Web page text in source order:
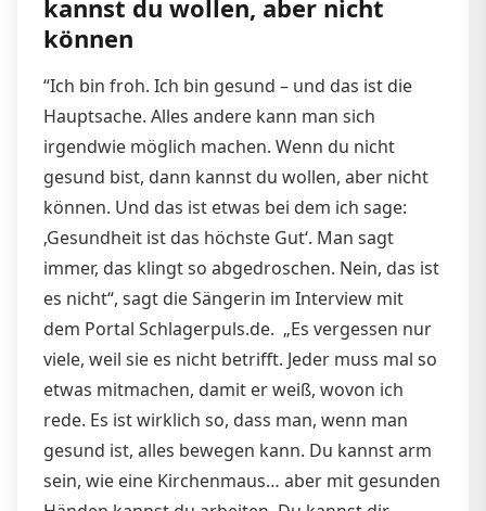
kannst du wollen, aber nicht
können
“Ich bin froh. Ich bin gesund – und das ist die
Hauptsache. Alles andere kann man sich
irgendwie möglich machen. Wenn du nicht
gesund bist, dann kannst du wollen, aber nicht
können. Und das ist etwas bei dem ich sage:
‚Gesundheit ist das höchste Gut‘. Man sagt
immer, das klingt so abgedroschen. Nein, das ist
es nicht“, sagt die Sängerin im Interview mit
dem Portal Schlagerpuls.de. „Es vergessen nur
viele, weil sie es nicht betrifft. Jeder muss mal so
etwas mitmachen, damit er weiß, wovon ich
rede. Es ist wirklich so, dass man, wenn man
gesund ist, alles bewegen kann. Du kannst arm
sein, wie eine Kirchenmaus… aber mit gesunden